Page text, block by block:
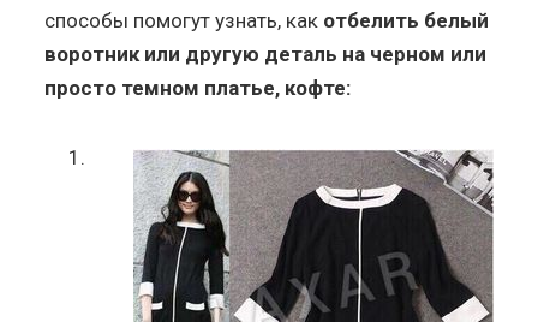
способы помогут узнать, как отбелить белый
воротник или другую деталь на черном или
просто темном платье, кофте: